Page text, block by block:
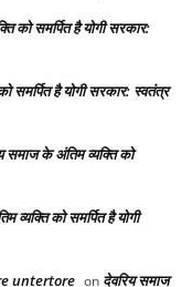
को समर्पित है योगी सरकार:
समर्पित है योगी सरकार: स्वतंत्र
समाज के अंतिम व्यक्ति को
व्यक्ति को समर्पित है योगी
untertore on देवरिय समाज